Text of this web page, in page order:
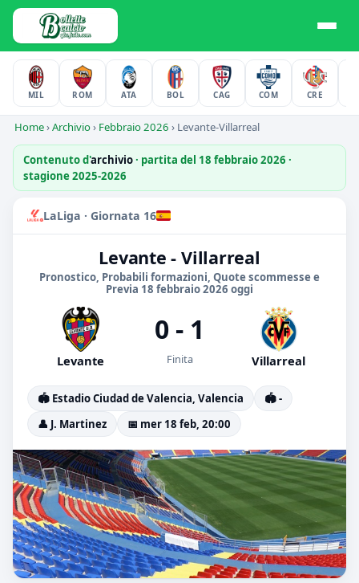
MIL ROM ATA BOL CAG COM CRE
Home›Archivio› Febbraio 2026 › Levante-Villarreal
Contenuto d'archivio· partita del 18 febbraio 2026 ·
stagione 2025-2026
LaLiga · Giornata 16
Levante - Villarreal
Pronostico, Probabili formazioni, Quote scommesse e
Previa 18 febbraio 2026 oggi
Levante
0 - 1
Finita Villarreal
🏟️ Estadio Ciudad de Valencia, Valencia
🏟️ -
👤 J. Martinez
📅 mer 18 feb, 20:00